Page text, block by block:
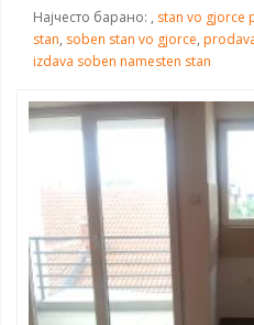
Најчесто барано: , stan vo gjorce
stan, soben stan vo gjorce,
izdava soben namesten stan